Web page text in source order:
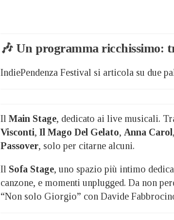
🎶 Un programma ricchissimo:
IndiePendenza Festival si articola su due
Il Main Stage, dedicato ai live musicali.
Visconti, Il Mago Del Gelato, Anna Carol ,
Passover, solo per citarne alcuni.
Il Sofa Stage, uno spazio più intimo
canzone, e momenti unplugged. Da non
“Non solo Giorgio” con Davide